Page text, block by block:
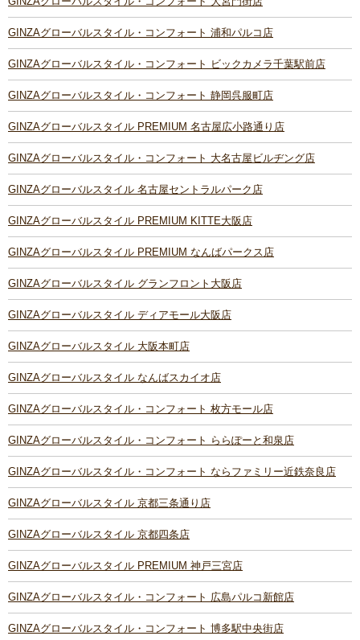
GINZAグローバルスタイル・コンフォート 浦和パルコ店
GINZAグローバルスタイル・コンフォート ビックカメラ千葉駅前店
GINZAグローバルスタイル・コンフォート 静岡呉服町店
GINZAグローバルスタイル PREMIUM 名古屋広小路通り店
GINZAグローバルスタイル・コンフォート 大名古屋ビルヂング店
GINZAグローバルスタイル 名古屋セントラルパーク店
GINZAグローバルスタイル PREMIUM KITTE大阪店
GINZAグローバルスタイル PREMIUM なんばパークス店
GINZAグローバルスタイル グランフロント大阪店
GINZAグローバルスタイル ディアモール大阪店
GINZAグローバルスタイル 大阪本町店
GINZAグローバルスタイル なんばスカイオ店
GINZAグローバルスタイル・コンフォート 枚方モール店
GINZAグローバルスタイル・コンフォート ららぽーと和泉店
GINZAグローバルスタイル・コンフォート ならファミリー近鉄奈良店
GINZAグローバルスタイル 京都三条通り店
GINZAグローバルスタイル 京都四条店
GINZAグローバルスタイル PREMIUM 神戸三宮店
GINZAグローバルスタイル・コンフォート 広島パルコ新館店
GINZAグローバルスタイル・コンフォート 博多駅中央街店